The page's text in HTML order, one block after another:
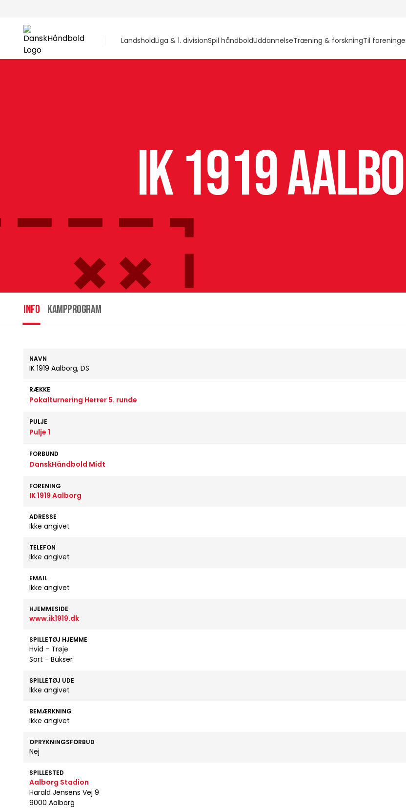
LandsholdLiga & 1. divisionSpil håndboldUddannelseTræning & forskningTil
IK 1919
INFO Kampprogram
NAVN
IK 1919 Aalborg, DS
RÆKKE
Pokalturnering Herrer 5. runde
PULJE
Pulje 1
FORBUND
DanskHåndbold Midt
FORENING
IK 1919 Aalborg
ADRESSE
Ikke angivet
TELEFON
Ikke angivet
EMAIL
Ikke angivet
HJEMMESIDE
www.ik1919.dk
SPILLETØJ HJEMME
Hvid - Trøje
Sort - Bukser
SPILLETØJ UDE
Ikke angivet
BEMÆRKNING
Ikke angivet
OPRYKNINGSFORBUD
Nej
SPILLESTED
Aalborg Stadion
Harald Jensens Vej 9
9000 Aalborg